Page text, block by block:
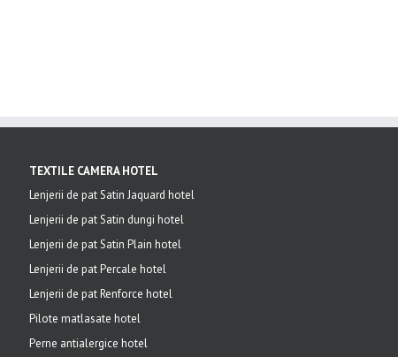
TEXTILE CAMERA HOTEL
Lenjerii de pat Satin Jaquard hotel
Lenjerii de pat Satin dungi hotel
Lenjerii de pat Satin Plain hotel
Lenjerii de pat Percale hotel
Lenjerii de pat Renforce hotel
Pilote matlasate hotel
Perne antialergice hotel